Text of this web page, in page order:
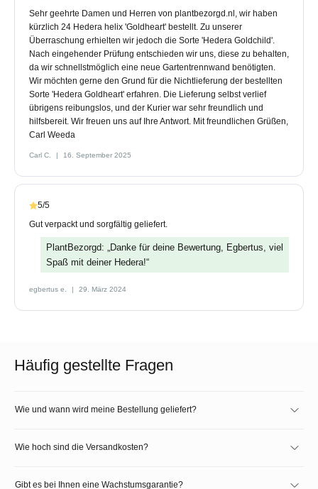
Sehr geehrte Damen und Herren von plantbezorgd.nl, wir haben
kürzlich 24 Hedera helix 'Goldheart' bestellt. Zu unserer
Überraschung erhielten wir jedoch die Sorte 'Hedera Goldchild'.
Nach eingehender Prüfung entschieden wir uns, diese zu behalten,
da wir schnellstmöglich eine neue Gartentrennwand benötigten.
Wir möchten gerne den Grund für die Nichtlieferung der bestellten
Sorte 'Hedera Goldheart' erfahren. Die Lieferung selbst verlief
übrigens reibungslos, und der Kurier war sehr freundlich und
hilfsbereit. Wir freuen uns auf Ihre Antwort. Mit freundlichen Grüßen,
Carl Weeda
Carl C. 16. September 2025
5/5
Gut verpackt und sorgfältig geliefert.
PlantBezorgd: „Danke für deine Bewertung, Egbertus, viel
Spaß mit deiner Hedera!“
egbertus e. 29. März 2024
Häufig gestellte Fragen
Wie und wann wird meine Bestellung geliefert?
Wie hoch sind die Versandkosten?
Gibt es bei Ihnen eine Wachstumsgarantie?